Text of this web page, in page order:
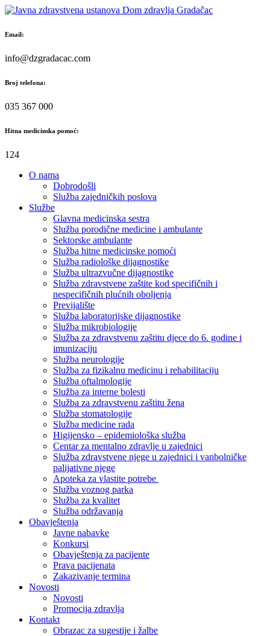
Skip
content
Email:
info@dzgradacac.com
Broj telefona:
035 367 000
Hitna medicinska pomoć:
124
O nama
Dobrodošli
Služba zajedničkih poslova
Službe
Glavna medicinska sestra
Služba porodične medicine i ambulante
Sektorske ambulante
Služba hitne medicinske pomoći
Služba radiološke dijagnostike
Služba ultrazvučne dijagnostike
Služba zdravstvene zaštite kod specifičnih i
nespecifičnih plućnih oboljenja
Previjalište
Služba laboratorijske dijagnostike
Služba mikrobiologije
Služba za zdravstvenu zaštitu djece do 6. godine i
imunizaciju
Služba neurologije
Služba za fizikalnu medicinu i rehabilitaciju
Služba oftalmologije
Služba za interne bolesti
Služba za zdravstvenu zaštitu žena
Služba stomatologije
Služba medicine rada
Higijensko – epidemiološka služba
Centar za mentalno zdravlje u zajednici
Služba zdravstvene njege u zajednici i vanbolničke
palijativne njege
Apoteka za vlastite potrebe
Služba voznog parka
Služba za kvalitet
Služba održavanja
Obavještenja
Javne nabavke
Konkursi
Obavještenja za pacijente
Prava pacijenata
Zakazivanje termina
Novosti
Novosti
Promocija zdravlja
Kontakt
Obrazac za sugestije i žalbe